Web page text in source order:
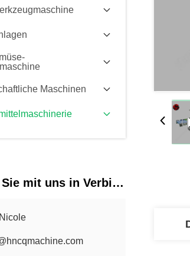
Maschinen
mit uns in Verbindung